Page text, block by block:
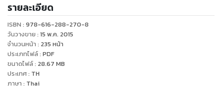
ลงทุนอสังหาริมทรัพย์อย่างถูกต้อง
รายละเอียด
ISBN : 978-616-288-270-8
วันวางขาย : 15 พ.ค. 2015
จำนวนหน้า : 235 หน้า
ประเภทไฟล์: PDF
ขนาดไฟล์: 28.67 MB
ประเทศ: TH
ภาษา : Thai